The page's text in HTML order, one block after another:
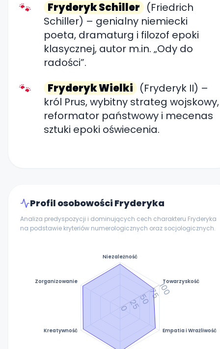
Fryderyk Schiller (Friedrich
Schiller) – genialny niemiecki
poeta, dramaturg i filozof epoki
klasycznej, autor m.in. „Ody do
radości”.
Fryderyk Wielki (Fryderyk II) –
król Prus, wybitny strateg wojskowy,
reformator państwowy i mecenas
sztuki epoki oświecenia.
Profil osobowości Fryderyka
Analiza predyspozycji i dominujących cech charakteru Fryderyka
na podstawie kryteriów numerologicznych oraz socjologicznych.
Niezależność
Towarzyskość
Empatia i Wrażliwość
Kreatywność
Zorganizowanie
0255075100